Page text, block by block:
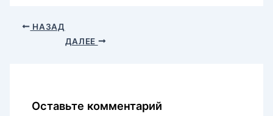
НАЗАД
ДАЛЕЕ
Оставьте комментарий